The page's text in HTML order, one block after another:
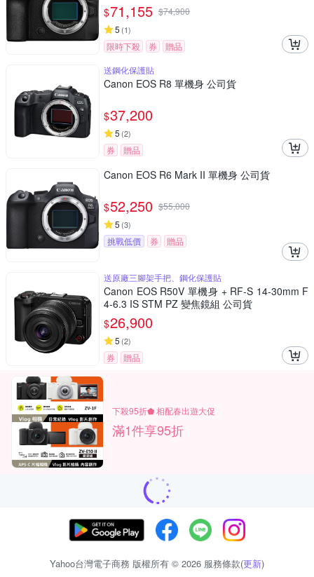
$71,155 $74,900
5 (1)
限時下殺 券
贈品
送鋼化保護貼
Canon EOS R8 單機身 公司貨
$37,200
5 (2)
券 贈品
Canon EOS R6 Mark II 單機身 公司貨
$52,250 $55,000
5 (3)
挑戰低價 券 贈品
送原廠三腳架手把、鋼化保護貼
Canon EOS R50V 單機身 + RF-S 14-30mm F
4-6.3 IS STM PZ 變焦鏡組 公司貨
$26,900
5 (2)
券 贈品
下殺95折⬟ 相配春出遊大促
滿1件享95折
Yahoo台灣電子商務 版權所有 © 2026 服務條款(更新)